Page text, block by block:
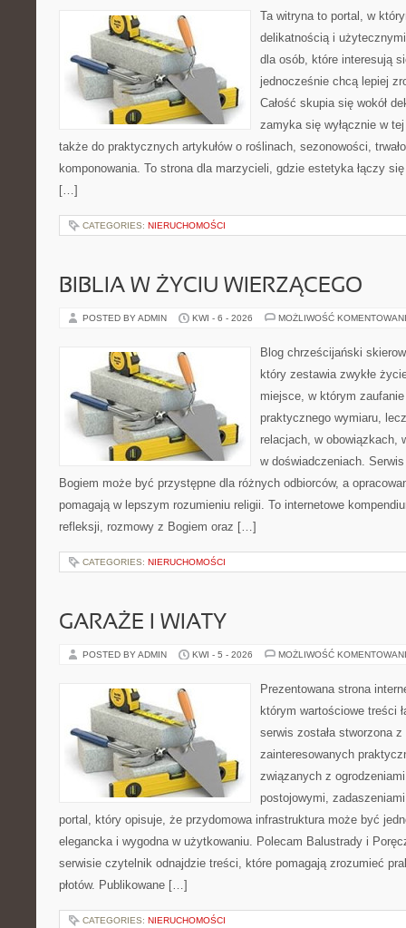
Ta witryna to portal, w
delikatnością i
dla osób, które interesują
jednocześnie chcą lepiej
Całość skupia się wokół
zamyka się wyłącznie w
także do praktycznych artykułów o roślinach, sezonowości,
komponowania. To strona dla marzycieli, gdzie estetyka łączy
[…]
CATEGORIES: NIERUCHOMOŚCI
BIBLIA W ŻYCIU WIERZĄCEGO
POSTED BY ADMIN KWI - 6 - 2026 MOŻLIWOŚĆ
Blog chrześcijański
który zestawia zwykłe
miejsce, w którym
praktycznego wymiaru,
relacjach, w obowiązkach,
w doświadczeniach.
Bogiem może być przystępne dla różnych odbiorców, a
pomagają w lepszym rozumieniu religii. To internetowe
refleksji, rozmowy z Bogiem oraz […]
CATEGORIES: NIERUCHOMOŚCI
GARAŻE I WIATY
POSTED BY ADMIN KWI - 5 - 2026 MOŻLIWOŚĆ
Prezentowana strona
którym wartościowe treści
serwis została stworzona
zainteresowanych
związanych z
postojowymi,
portal, który opisuje, że przydomowa infrastruktura może być
elegancka i wygodna w użytkowaniu. Polecam Balustrady i
serwisie czytelnik odnajdzie treści, które pomagają zrozumieć
płotów. Publikowane […]
CATEGORIES: NIERUCHOMOŚCI